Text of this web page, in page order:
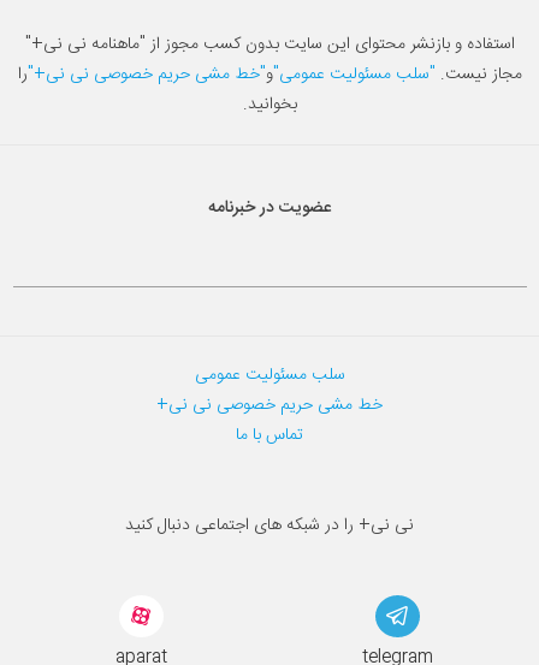
استفاده و بازنشر محتوای این سایت بدون کسب مجوز از "ماهنامه نی نی+"
مجاز نیست. "سلب مسئولیت عمومی"و"خط مشی حریم خصوصی نی نی+"را
بخوانید.
عضویت در خبرنامه
سلب مسئولیت عمومی
خط مشی حریم خصوصی نی نی+
تماس با ما
نی نی+ را در شبکه های اجتماعی دنبال کنید
aparat telegram